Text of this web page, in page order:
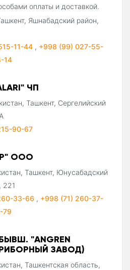
оплаты и доставкой.
Яшнабадский район,
11-44 , +998 (99) 027-55-
14
ЧП
Ташкент, Сергелийский
90-67
ООО
Ташкент, Юнусабадский
221
33-66 , +998 (71) 260-37-
79
"ANGREN
ЗАВОД)
Ташкентская область,